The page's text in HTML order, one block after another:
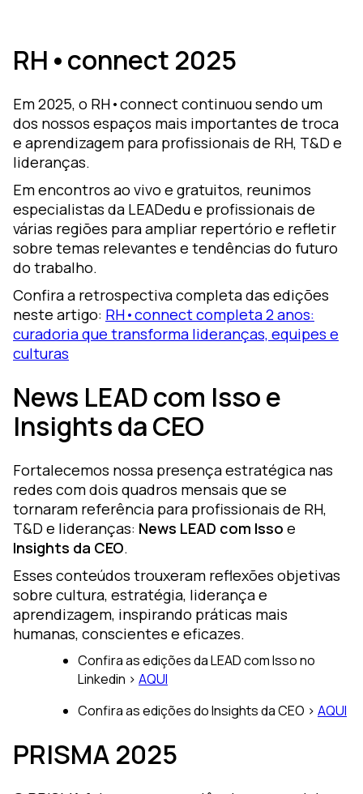
RH•connect 2025
Em 2025, o RH•connect continuou sendo um
dos nossos espaços mais importantes de troca
e aprendizagem para profissionais de RH, T&D e
lideranças.
Em encontros ao vivo e gratuitos, reunimos
especialistas da LEADedu e profissionais de
várias regiões para ampliar repertório e refletir
sobre temas relevantes e tendências do futuro
do trabalho.
Confira a retrospectiva completa das edições
neste artigo: RH•connect completa 2 anos:
curadoria que transforma lideranças, equipes e
culturas
News LEAD com Isso e
Insights da CEO
Fortalecemos nossa presença estratégica nas
redes com dois quadros mensais que se
tornaram referência para profissionais de RH,
T&D e lideranças: News LEAD com Isso e
Insights da CEO.
Esses conteúdos trouxeram reflexões objetivas
sobre cultura, estratégia, liderança e
aprendizagem, inspirando práticas mais
humanas, conscientes e eficazes.
Confira as edições da LEAD com Isso no
Linkedin > AQUI
Confira as edições do Insights da CEO > AQUI
PRISMA 2025